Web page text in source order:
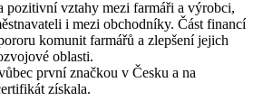
pozitivní vztahy mezi farmáři a výrobci,
i mezi obchodníky. Část financí
komunit farmářů a zlepšení jejich
oblasti.
první značkou v Česku a na
získala.